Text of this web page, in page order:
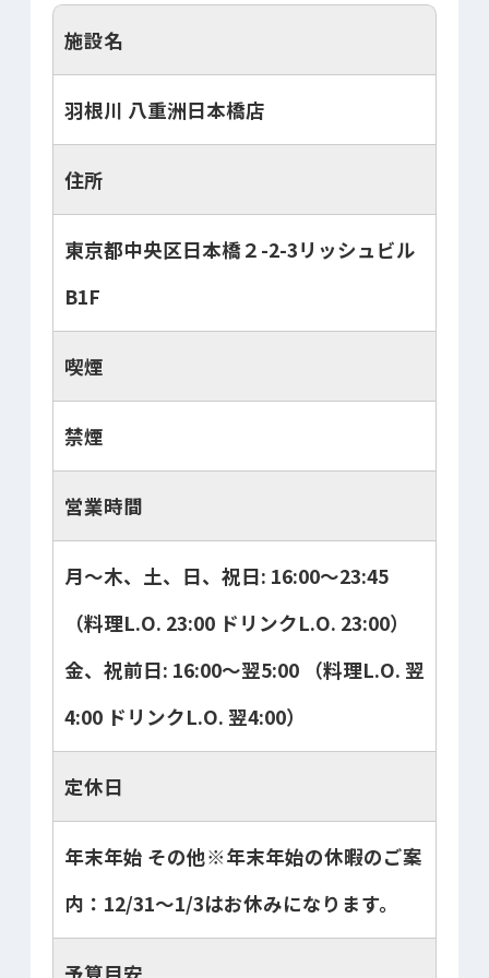
施設名
羽根川 八重洲日本橋店
住所
東京都中央区日本橋２-2-3リッシュビル
B1F
喫煙
禁煙
営業時間
月～木、土、日、祝日: 16:00～23:45
（料理L.O. 23:00 ドリンクL.O. 23:00）
金、祝前日: 16:00～翌5:00 （料理L.O. 翌
4:00 ドリンクL.O. 翌4:00）
定休日
年末年始 その他※年末年始の休暇のご案
内：12/31～1/3はお休みになります。